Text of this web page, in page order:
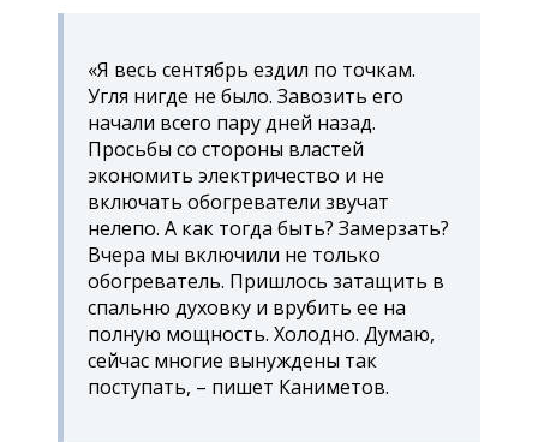
«Я весь сентябрь ездил по точкам.
Угля нигде не было. Завозить его
начали всего пару дней назад.
Просьбы со стороны властей
экономить электричество и не
включать обогреватели звучат
нелепо. А как тогда быть? Замерзать?
Вчера мы включили не только
обогреватель. Пришлось затащить в
спальню духовку и врубить ее на
полную мощность. Холодно. Думаю,
сейчас многие вынуждены так
поступать, – пишет Каниметов.